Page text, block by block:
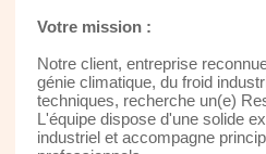
Votre mission :
Notre client, entreprise
génie climatique, du froid
techniques, recherche un(e)
L'équipe dispose d'une solide
industriel et accompagne